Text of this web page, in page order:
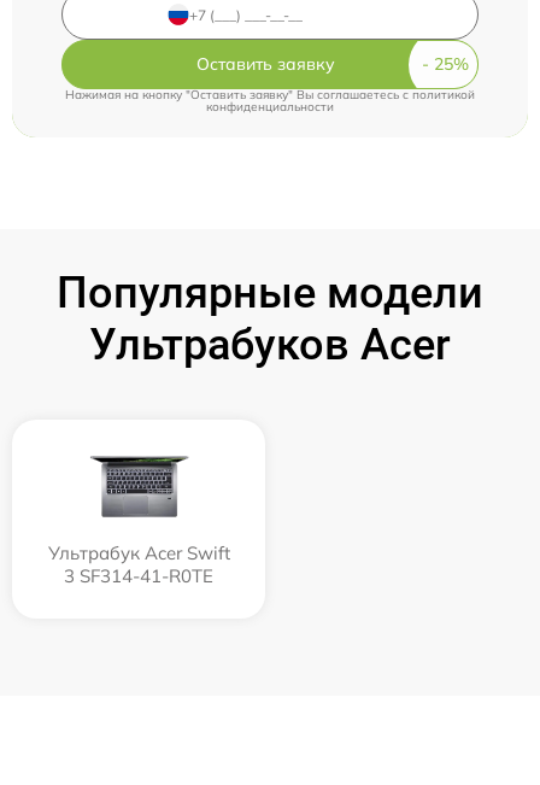
Оставить заявку
Нажимая на кнопку "Оставить заявку" Вы соглашаетесь cполитикой
конфиденциальности
Популярные модели
Ультрабуков Acer
Ультрабук Acer Swift
3 SF314-41-R0TE